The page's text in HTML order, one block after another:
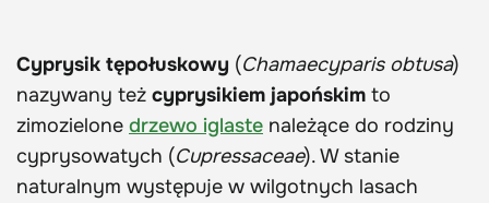
Cyprysik tępołuskowy (Chamaecyparis obtusa)
nazywany też cyprysikiem japońskim to
zimozielone drzewo iglaste należące do rodziny
cyprysowatych (Cupressaceae). W stanie
naturalnym występuje w wilgotnych lasach